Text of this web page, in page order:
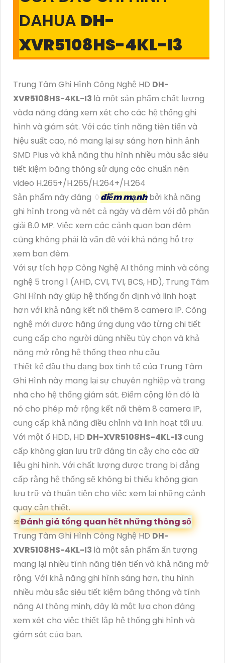
DAHUA DH-
XVR5108HS-4KL-I3
Trung Tâm Ghi Hình Công Nghệ HD DH-
XVR5108HS-4KL-I3 là một sản phẩm chất lượng
vàđa năng đáng xem xét cho các hệ thống ghi
hình và giám sát. Với các tính năng tiên tiến và
hiệu suất cao, nó mang lại sự sáng hơn hình ảnh
SMD Plus và khả năng thu hình nhiều màu sắc siêu
tiết kiệm băng thông sử dụng các chuẩn nén
video H.265+/H.265/H.264+/H.264
Sản phẩm này đáng ♢điểm mạnhbởi khả năng
ghi hình trong và nét cả ngày và đêm với độ phân
giải 8.0 MP. Việc xem các cảnh quan ban đêm
cũng không phải là vấn đề với khả năng hỗ trợ
xem ban đêm.
Với sự tích hợp Công Nghệ AI thông minh và công
nghệ 5 trong 1 (AHD, CVI, TVI, BCS, HD), Trung Tâm
Ghi Hình này giúp hệ thống ổn định và linh hoạt
hơn với khả năng kết nối thêm 8 camera IP. Công
nghệ mới được hãng ứng dụng vào từng chi tiết
cung cấp cho người dùng nhiều tùy chọn và khả
năng mở rộng hệ thống theo nhu cầu.
Thiết kế đầu thu dạng box tinh tế của Trung Tâm
Ghi Hình này mang lại sự chuyên nghiệp và trang
nhã cho hệ thống giám sát. Điểm cộng lớn đó là
nó cho phép mở rộng kết nối thêm 8 camera IP,
cung cấp khả năng điều chỉnh và linh hoạt tối ưu.
Với một ổ HDD, HD DH-XVR5108HS-4KL-I3cung
cấp không gian lưu trữ đáng tin cậy cho các dữ
liệu ghi hình. Với chất lượng được trang bị đẳng
cấp rằng hệ thống sẽ không bị thiếu không gian
lưu trữ và thuận tiện cho việc xem lại những cảnh
quay cần thiết.
≋Đánh giá tổng quan hết những thông số
Trung Tâm Ghi Hình Công Nghệ HDDH-
XVR5108HS-4KL-I3 là một sản phẩm ấn tượng
mang lại nhiều tính năng tiên tiến và khả năng mở
rộng. Với khả năng ghi hình sáng hơn, thu hình
nhiều màu sắc siêu tiết kiệm băng thông và tính
năng AI thông minh, đây là một lựa chọn đáng
xem xét cho việc thiết lập hệ thống ghi hình và
giám sát của bạn.